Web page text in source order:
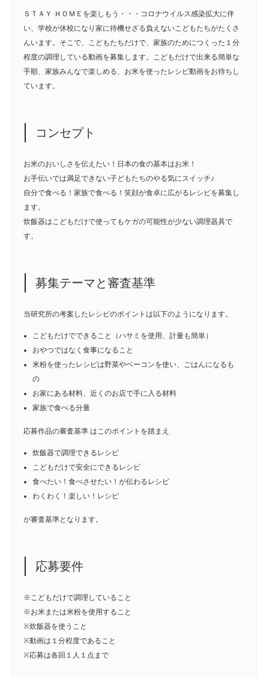
ＳＴＡＹ ＨＯＭＥを楽しもう・・・コロナウイルス感染拡大に伴
い、学校が休校になり家に待機せざる負えないこどもたちがたくさ
んいます。そこで、こどもたちだけで、家族のためにつくった１分
程度の調理している動画を募集します。こどもだけで出来る簡単な
手順、家族みんなで楽しめる、お米を使ったレシピ動画をお待ちし
ています。
コンセプト
お米のおいしさを伝えたい！日本の食の基本はお米！
お手伝いでは満足できない子どもたちのやる気にスイッチ♪
自分で食べる！家族で食べる！笑顔が食卓に広がるレシピを募集し
ます。
炊飯器はこどもだけで使ってもケガの可能性が少ない調理器具で
す。
募集テーマと審査基準
当研究所の考案したレシピのポイントは以下のようになります。
こどもだけでできること（ハサミを使用、計量も簡単）
おやつではなく食事になること
米粉を使ったレシピは野菜やベーコンを使い、ごはんになるも
の
お家にある材料、近くのお店で手に入る材料
家族で食べる分量
応募作品の審査基準 はこのポイントを踏まえ
炊飯器で調理できるレシピ
こどもだけで安全にできるレシピ
食べたい！食べさせたい！が伝わるレシピ
わくわく！楽しい！レシピ
が審査基準となります。
応募要件
※こどもだけで調理していること
※お米または米粉を使用すること
※炊飯器を使うこと
※動画は１分程度であること
※応募は各回１人１点まで